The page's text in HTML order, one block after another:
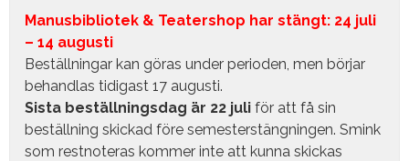
Manusbibliotek & Teatershop har stängt: 24 juli
– 14 augusti
Beställningar kan göras under perioden, men börjar
behandlas tidigast 17 augusti.
Sista beställningsdag är 22 juli för att få sin
beställning skickad före semesterstängningen. Smink
som restnoteras kommer inte att kunna skickas